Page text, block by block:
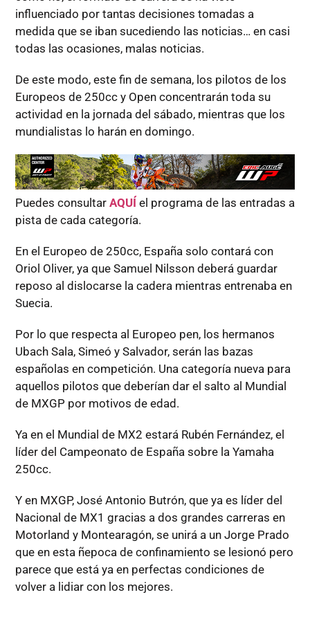
influenciado por tantas decisiones tomadas a
medida que se iban sucediendo las noticias… en casi
todas las ocasiones, malas noticias.
De este modo, este fin de semana, los pilotos de los
Europeos de 250cc y Open concentrarán toda su
actividad en la jornada del sábado, mientras que los
mundialistas lo harán en domingo.
Puedes consultar AQUÍ el programa de las entradas a
pista de cada categoría.
En el Europeo de 250cc, España solo contará con
Oriol Oliver, ya que Samuel Nilsson deberá guardar
reposo al dislocarse la cadera mientras entrenaba en
Suecia.
Por lo que respecta al Europeo pen, los hermanos
Ubach Sala, Simeó y Salvador, serán las bazas
españolas en competición. Una categoría nueva para
aquellos pilotos que deberían dar el salto al Mundial
de MXGP por motivos de edad.
Ya en el Mundial de MX2 estará Rubén Fernández, el
líder del Campeonato de España sobre la Yamaha
250cc.
Y en MXGP, José Antonio Butrón, que ya es líder del
Nacional de MX1 gracias a dos grandes carreras en
Motorland y Montearagón, se unirá a un Jorge Prado
que en esta ñepoca de confinamiento se lesionó pero
parece que está ya en perfectas condiciones de
volver a lidiar con los mejores.